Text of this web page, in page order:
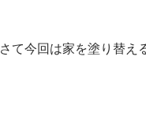
さて今回は家を塗り替え